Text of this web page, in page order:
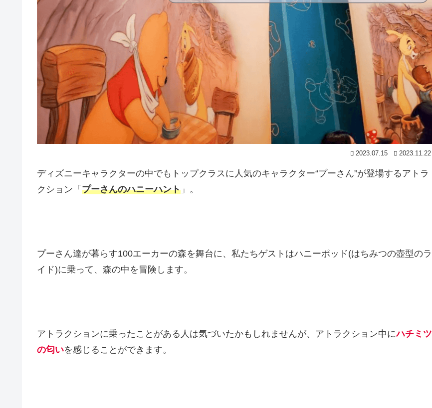
2023.07.15 2023.11.22
ディズニーキャラクターの中でもトップクラスに人気のキャラクター“プーさん”が登場するアトラ
クション「 プーさんのハニーハント 」。
プーさん達が暮らす100エーカーの森を舞台に、私たちゲストはハニーポッド(はちみつの壺型のラ
イド)に乗って、森の中を冒険します。
アトラクションに乗ったことがある人は気づいたかもしれませんが、アトラクション中にハチミツ
の匂いを感じることができます。